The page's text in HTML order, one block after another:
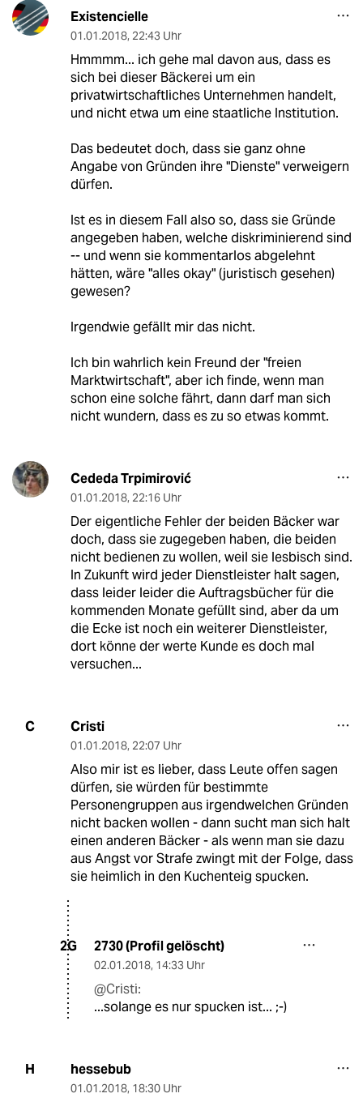
Existencielle
01.01.2018, 22:43 Uhr
Hmmmm... ich gehe mal davon aus, dass es
sich bei dieser Bäckerei um ein
privatwirtschaftliches Unternehmen handelt,
und nicht etwa um eine staatliche Institution.
Das bedeutet doch, dass sie ganz ohne
Angabe von Gründen ihre "Dienste" verweigern
dürfen.
Ist es in diesem Fall also so, dass sie Gründe
angegeben haben, welche diskriminierend sind
-- und wenn sie kommentarlos abgelehnt
hätten, wäre "alles okay" (juristisch gesehen)
gewesen?
Irgendwie gefällt mir das nicht.
Ich bin wahrlich kein Freund der "freien
Marktwirtschaft", aber ich finde, wenn man
schon eine solche fährt, dann darf man sich
nicht wundern, dass es zu so etwas kommt.
Cededa Trpimirović
01.01.2018, 22:16 Uhr
Der eigentliche Fehler der beiden Bäcker war
doch, dass sie zugegeben haben, die beiden
nicht bedienen zu wollen, weil sie lesbisch sind.
In Zukunft wird jeder Dienstleister halt sagen,
dass leider leider die Auftragsbücher für die
kommenden Monate gefüllt sind, aber da um
die Ecke ist noch ein weiterer Dienstleister,
dort könne der werte Kunde es doch mal
versuchen...
C Cristi
01.01.2018, 22:07 Uhr
Also mir ist es lieber, dass Leute offen sagen
dürfen, sie würden für bestimmte
Personengruppen aus irgendwelchen Gründen
nicht backen wollen - dann sucht man sich halt
einen anderen Bäcker - als wenn man sie dazu
aus Angst vor Strafe zwingt mit der Folge, dass
sie heimlich in den Kuchenteig spucken.
2G 2730 (Profil gelöscht)
02.01.2018, 14:33 Uhr
@Cristi:
...solange es nur spucken ist... ;-)
H hessebub
01.01.2018, 18:30 Uhr